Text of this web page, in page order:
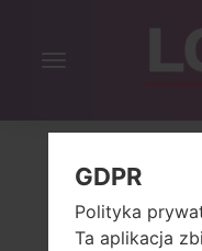
Włącz
GDPR
Polityka
Ta aplikacja